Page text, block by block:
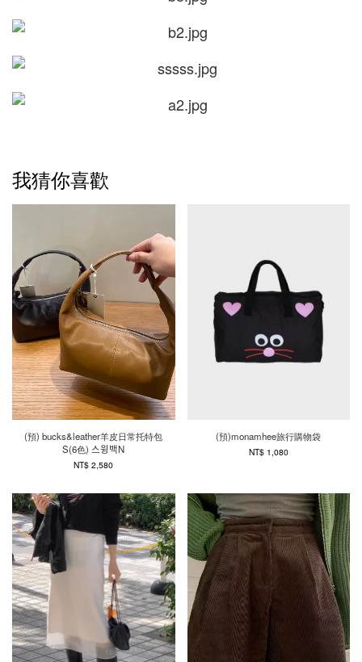
我猜你喜歡
(預) bucks&leather羊皮日常托特包
S(6色) 스윙백N
NT$ 2,580
(預)monamhee旅行購物袋
NT$ 1,080